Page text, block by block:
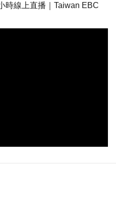
時線上直播｜Taiwan EBC